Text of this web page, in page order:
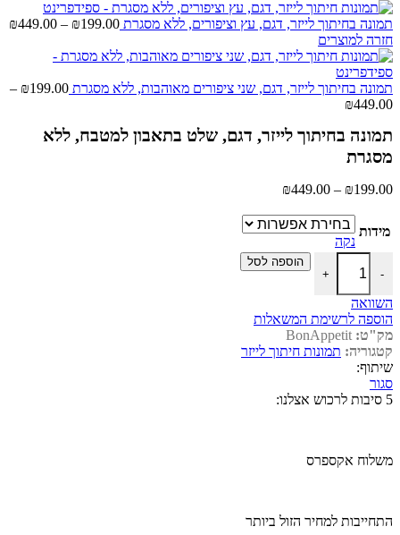
תמונה בחיתוך לייזר, דגם, עץ וציפורים, ללא מסגרת ₪199.00
–
₪449.00
חזרה למוצרים
תמונה בחיתוך לייזר, דגם, שני ציפורים מאוהבות, ללא מסגרת ₪199.00
–
₪449.00
תמונה בחיתוך לייזר, דגם, שלט בתאבון למטבח, ללא
מסגרת
₪199.00
–
₪449.00
עד
מידות
נקה
-
כמות של תמונה בחיתוך לייזר, דגם, שלט בתאבון למטבח, ללא מסגרת
+
הוספה לסל
השוואה
הוספה לרשימת המשאלות
מק"ט: BonAppetit
קטגוריה: תמונות חיתוך לייזר
שיתוף:
סגור
5 סיבות לרכוש אצלנו:
משלוח אקספרס
התחייבות למחיר הזול ביותר